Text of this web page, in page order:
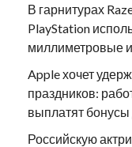
В гарнитурах
PlayStation
миллиметровые
Apple хочет
праздников:
выплатят
Российскую